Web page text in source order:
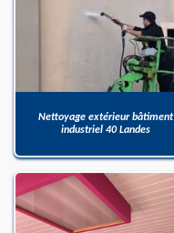
Nettoyage extérieur bâtiment
industriel 40 Landes